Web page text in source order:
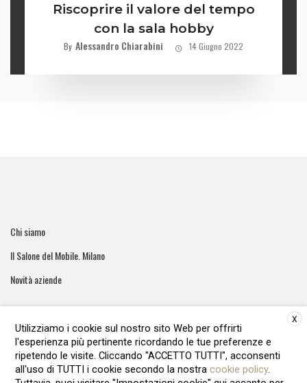
Riscoprire il valore del tempo
con la sala hobby
By Alessandro Chiarabini 14 Giugno 2022
Chi siamo
Il Salone del Mobile. Milano
Novità aziende
ArreCasa e' una testata giornalistica registrata al tribunale di
Roma - Numero 51/2016 Direttore responsabile: Raffaella Roani
Editore: ARvis.it - Via Alessandria 88 00198 Roma - 09041871006
X
Utilizziamo i cookie sul nostro sito Web per offrirti
l'esperienza più pertinente ricordando le tue preferenze e
ripetendo le visite. Cliccando "ACCETTO TUTTI", acconsenti
all'uso di TUTTI i cookie secondo la nostra cookie policy.